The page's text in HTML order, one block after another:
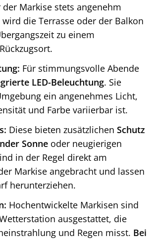
Markise stets angenehm
die Terrasse oder der Balkon
zu einem
Für stimmungsvolle Abende
LED-Beleuchtung. Sie
ein angenehmes Licht,
und Farbe variierbar ist.
Diese bieten zusätzlichen Schutz
Sonne oder neugierigen
in der Regel direkt am
Markise angebracht und lassen
herunterziehen.
Hochentwickelte Markisen sind
ausgestattet, die
und Regen misst. Bei